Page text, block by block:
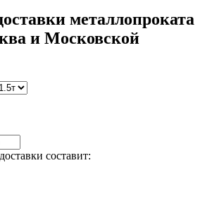
металлопроката
и Московской
составит: